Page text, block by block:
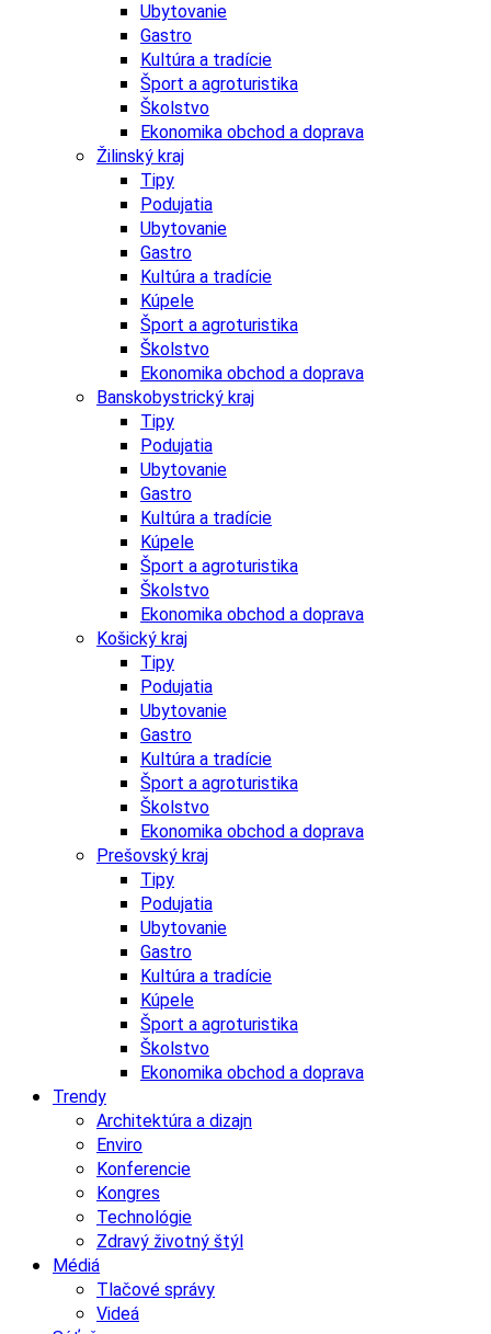
Ubytovanie
Gastro
Kultúra a tradície
Šport a agroturistika
Školstvo
Ekonomika obchod a doprava
Žilinský kraj
Tipy
Podujatia
Ubytovanie
Gastro
Kultúra a tradície
Kúpele
Šport a agroturistika
Školstvo
Ekonomika obchod a doprava
Banskobystrický kraj
Tipy
Podujatia
Ubytovanie
Gastro
Kultúra a tradície
Kúpele
Šport a agroturistika
Školstvo
Ekonomika obchod a doprava
Košický kraj
Tipy
Podujatia
Ubytovanie
Gastro
Kultúra a tradície
Šport a agroturistika
Školstvo
Ekonomika obchod a doprava
Prešovský kraj
Tipy
Podujatia
Ubytovanie
Gastro
Kultúra a tradície
Kúpele
Šport a agroturistika
Školstvo
Ekonomika obchod a doprava
Trendy
Architektúra a dizajn
Enviro
Konferencie
Kongres
Technológie
Zdravý životný štýl
Médiá
Tlačové správy
Videá